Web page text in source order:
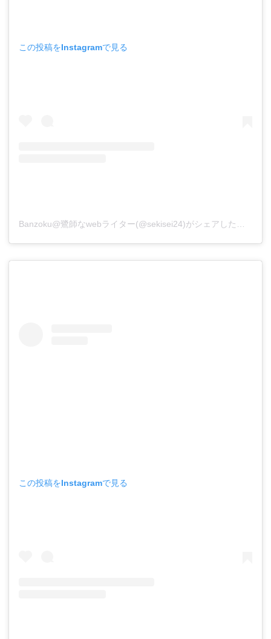
この投稿をInstagramで見る
Banzoku@鷺師なwebライター(@sekisei24)がシェアした投稿
この投稿をInstagramで見る